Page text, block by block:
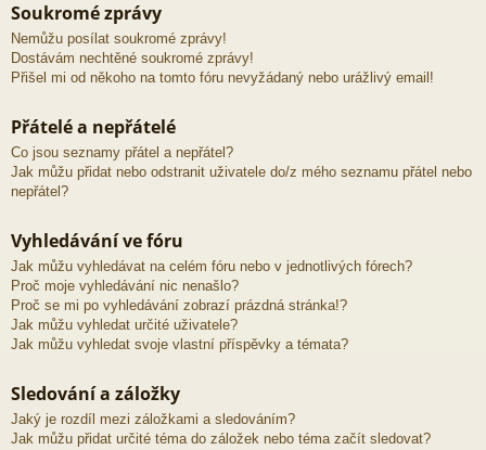
Soukromé zprávy
Nemůžu posílat soukromé zprávy!
Dostávám nechtěné soukromé zprávy!
Přišel mi od někoho na tomto fóru nevyžádaný nebo urážlivý email!
Přátelé a nepřátelé
Co jsou seznamy přátel a nepřátel?
Jak můžu přidat nebo odstranit uživatele do/z mého seznamu přátel nebo
nepřátel?
Vyhledávání ve fóru
Jak můžu vyhledávat na celém fóru nebo v jednotlivých fórech?
Proč moje vyhledávání nic nenašlo?
Proč se mi po vyhledávání zobrazí prázdná stránka!?
Jak můžu vyhledat určité uživatele?
Jak můžu vyhledat svoje vlastní příspěvky a témata?
Sledování a záložky
Jaký je rozdíl mezi záložkami a sledováním?
Jak můžu přidat určité téma do záložek nebo téma začít sledovat?